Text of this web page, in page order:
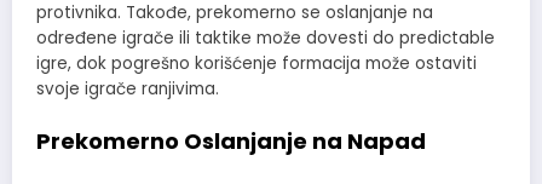
protivnika. Takođe, prekomerno se oslanjanje na
određene igrače ili taktike može dovesti do predictable
igre, dok pogrešno korišćenje formacija može ostaviti
svoje igrače ranjivima.
Prekomerno Oslanjanje na Napad